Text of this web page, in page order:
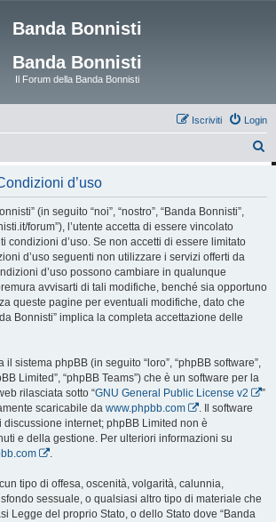
Banda Bonnisti
Banda Bonnisti
Il Forum della Banda Bonnisti
Login
Iscriviti
d’uso
(in seguito “noi”, “nostro”, “Banda Bonnisti”,
forum”), l’utente accetta di essere vincolato
condizioni d’uso. Se non accetti di essere limitato
d’uso seguenti non utilizzare i servizi offerti da
d’uso possono cambiare in qualunque
avvisarti di tali modifiche, benché sia opportuno
queste pagine per eventuali modifiche, dato che
Bonnisti” implica la completa accettazione delle
il sistema phpBB (in seguito “loro”, “phpBB software”,
Limited”, “phpBB Teams”) che è un software per la
rilasciata sotto “GNU General Public License v2
”
scaricabile da www.phpbb.com
. Il software
internet; phpBB Limited non è
e della gestione. Per ulteriori informazioni su
.
tipo di offesa, oscenità, volgarità, calunnia,
sessuale, o qualsiasi altro tipo di materiale che
Legge del proprio Stato, o dello Stato dove “Banda